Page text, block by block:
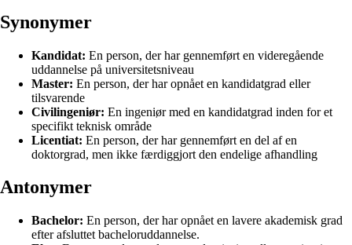
Synonymer
Kandidat: En person, der har gennemført en videregående
uddannelse på universitetsniveau
Master: En person, der har opnået en kandidatgrad eller
tilsvarende
Civilingeniør: En ingeniør med en kandidatgrad inden for et
specifikt teknisk område
Licentiat: En person, der har gennemført en del af en
doktorgrad, men ikke færdiggjort den endelige afhandling
Antonymer
Bachelor: En person, der har opnået en lavere akademisk grad
efter afsluttet bacheloruddannelse.